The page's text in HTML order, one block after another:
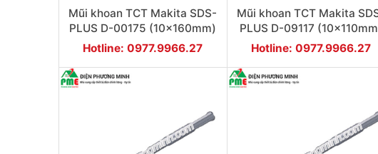
Mũi khoan TCT Makita SDS-
PLUS D-00175 (10x160mm)
Hotline: 0977.9966.27
Mũi khoan TCT Makita
PLUS D-09117
Hotline: 0977.9966.27